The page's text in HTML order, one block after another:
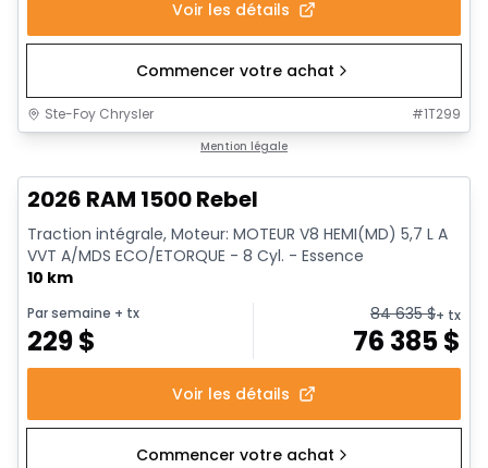
Voir les détails
Commencer votre achat
Ste-Foy Chrysler #1T299
Mention légale
2026 RAM 1500 Rebel
Traction intégrale, Moteur: MOTEUR V8 HEMI(MD) 5,7 L A
VVT A/MDS ECO/ETORQUE - 8 Cyl. - Essence
10 km
Par semaine + tx
229$
84 635$+ tx
76 385$
Voir les détails
Commencer votre achat